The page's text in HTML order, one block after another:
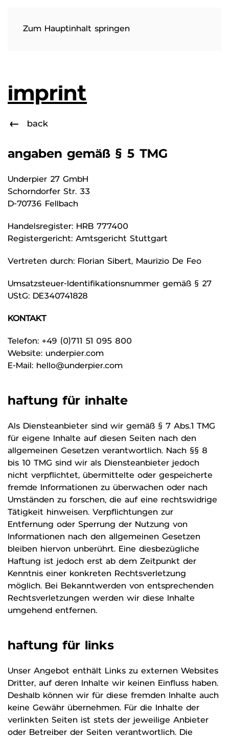
Zum Hauptinhalt springen
imprint
back
angaben gemäß § 5 TMG
Underpier 27 GmbH
Schorndorfer Str. 33
D-70736 Fellbach
Handelsregister: HRB 777400
Registergericht: Amtsgericht Stuttgart
Vertreten durch: Florian Sibert, Maurizio De Feo
Umsatzsteuer-Identifikationsnummer gemäß § 27
UStG: DE340741828
KONTAKT
Telefon: +49 (0)711 51 095 800
Website: underpier.com
E-Mail: hello@underpier.com
haftung für inhalte
Als Diensteanbieter sind wir gemäß § 7 Abs.1 TMG
für eigene Inhalte auf diesen Seiten nach den
allgemeinen Gesetzen verantwortlich. Nach §§ 8
bis 10 TMG sind wir als Diensteanbieter jedoch
nicht verpflichtet, übermittelte oder gespeicherte
fremde Informationen zu überwachen oder nach
Umständen zu forschen, die auf eine rechtswidrige
Tätigkeit hinweisen. Verpflichtungen zur
Entfernung oder Sperrung der Nutzung von
Informationen nach den allgemeinen Gesetzen
bleiben hiervon unberührt. Eine diesbezügliche
Haftung ist jedoch erst ab dem Zeitpunkt der
Kenntnis einer konkreten Rechtsverletzung
möglich. Bei Bekanntwerden von entsprechenden
Rechtsverletzungen werden wir diese Inhalte
umgehend entfernen.
haftung für links
Unser Angebot enthält Links zu externen Websites
Dritter, auf deren Inhalte wir keinen Einfluss haben.
Deshalb können wir für diese fremden Inhalte auch
keine Gewähr übernehmen. Für die Inhalte der
verlinkten Seiten ist stets der jeweilige Anbieter
oder Betreiber der Seiten verantwortlich. Die